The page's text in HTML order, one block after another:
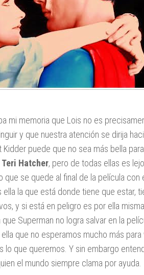
mi memoria que Lois no es
y que nuestra atención se dirija
puede que no sea más bella
Teri Hatcher, pero de todas ellas es
se quede al final de la película con
la que está donde tiene que estar,
y si está en peligro es por ella
Superman no logra salvar en la
que no esperamos mucho más para
que queremos. Y sin embargo
el mundo siempre clama por ayuda.